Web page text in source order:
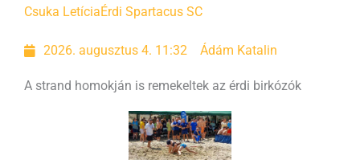
Csuka LetíciaÉrdi Spartacus SC
2026. augusztus 4. 11:32 Ádám Katalin
A strand homokján is remekeltek az érdi birkózók